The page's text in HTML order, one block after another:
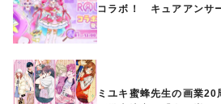
コラボ！ キュアアンサ
ミユキ蜜蜂先生の画業